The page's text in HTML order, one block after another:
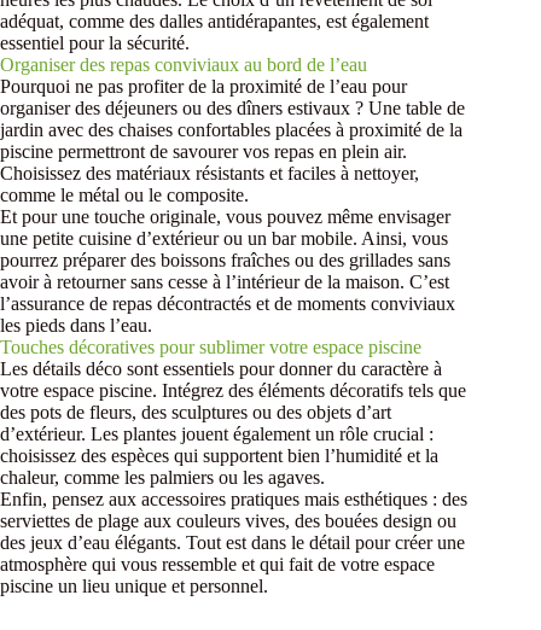
adéquat, comme des dalles antidérapantes, est également
essentiel pour la sécurité.
Organiser des repas conviviaux au bord de l’eau
Pourquoi ne pas profiter de la proximité de l’eau pour
organiser des déjeuners ou des dîners estivaux ? Une table de
jardin avec des chaises confortables placées à proximité de la
piscine permettront de savourer vos repas en plein air.
Choisissez des matériaux résistants et faciles à nettoyer,
comme le métal ou le composite.
Et pour une touche originale, vous pouvez même envisager
une petite cuisine d’extérieur ou un bar mobile. Ainsi, vous
pourrez préparer des boissons fraîches ou des grillades sans
avoir à retourner sans cesse à l’intérieur de la maison. C’est
l’assurance de repas décontractés et de moments conviviaux
les pieds dans l’eau.
Touches décoratives pour sublimer votre espace piscine
Les détails déco sont essentiels pour donner du caractère à
votre espace piscine. Intégrez des éléments décoratifs tels que
des pots de fleurs, des sculptures ou des objets d’art
d’extérieur. Les plantes jouent également un rôle crucial :
choisissez des espèces qui supportent bien l’humidité et la
chaleur, comme les palmiers ou les agaves.
Enfin, pensez aux accessoires pratiques mais esthétiques : des
serviettes de plage aux couleurs vives, des bouées design ou
des jeux d’eau élégants. Tout est dans le détail pour créer une
atmosphère qui vous ressemble et qui fait de votre espace
piscine un lieu unique et personnel.